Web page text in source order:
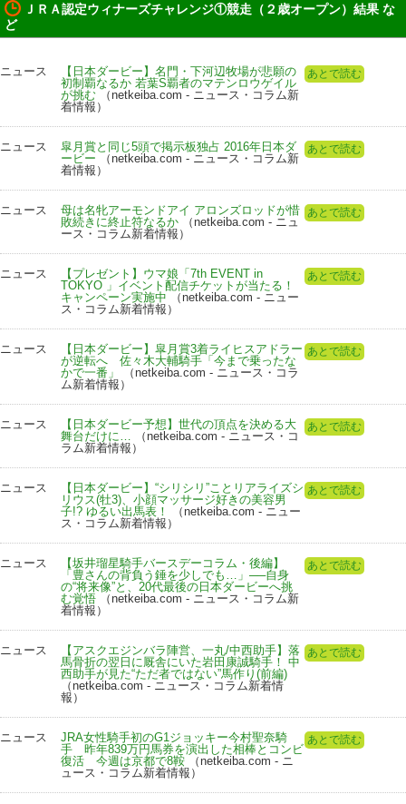
ＪＲＡ認定ウィナーズチャレンジ①競走（２歳オープン）結果 な
ど
ニュース
【日本ダービー】名門・下河辺牧場が悲願の
初制覇なるか 若葉S覇者のマテンロウゲイル
が挑む （netkeiba.com - ニュース・コラム新
着情報）
あとで読む
ニュース
皐月賞と同じ5頭で掲示板独占 2016年日本ダ
ービー （netkeiba.com - ニュース・コラム新
着情報）
あとで読む
ニュース
母は名牝アーモンドアイ アロンズロッドが惜
敗続きに終止符なるか （netkeiba.com - ニュ
ース・コラム新着情報）
あとで読む
ニュース
【プレゼント】ウマ娘「7th EVENT in
TOKYO 」イベント配信チケットが当たる！
キャンペーン実施中 （netkeiba.com - ニュー
ス・コラム新着情報）
あとで読む
ニュース
【日本ダービー】皐月賞3着ライヒスアドラー
が逆転へ 佐々木大輔騎手「今まで乗ったな
かで一番」
（netkeiba.com - ニュース・コラ
ム新着情報）
あとで読む
ニュース
【日本ダービー予想】世代の頂点を決める大
舞台だけに…
（netkeiba.com - ニュース・コ
ラム新着情報）
あとで読む
ニュース
【日本ダービー】“シリシリ”ことリアライズシ
リウス(牡3)、小顔マッサージ好きの美容男
子!? ゆるい出馬表！
（netkeiba.com - ニュー
ス・コラム新着情報）
あとで読む
ニュース
【坂井瑠星騎手バースデーコラム・後編】
「豊さんの背負う錘を少しでも…」──自身
の“将来像”と、20代最後の日本ダービーへ挑
む覚悟 （netkeiba.com - ニュース・コラム新
着情報）
あとで読む
ニュース
【アスクエジンバラ陣営、一丸/中西助手】落
馬骨折の翌日に厩舎にいた岩田康誠騎手！ 中
西助手が見た“ただ者ではない”馬作り(前編)
（netkeiba.com - ニュース・コラム新着情
報）
あとで読む
ニュース
JRA女性騎手初のG1ジョッキー今村聖奈騎
手 昨年839万円馬券を演出した相棒とコンビ
復活 今週は京都で8鞍 （netkeiba.com - ニ
ュース・コラム新着情報）
あとで読む